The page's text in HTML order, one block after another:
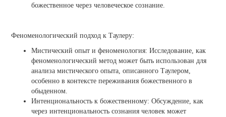
божественное через человеческое сознание.
Феноменологический подход к Таулеру:
Мистический опыт и феноменология: Исследование, как
феноменологический метод может быть использован для
анализа мистического опыта, описанного Таулером,
особенно в контексте переживания божественного в
обыденном.
Интенциональность к божественному: Обсуждение, как
через интенциональность сознания человек может